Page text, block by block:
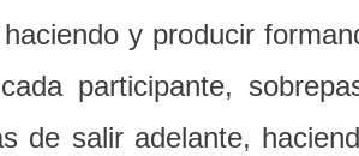
y producir
participante,
de salir adelante,